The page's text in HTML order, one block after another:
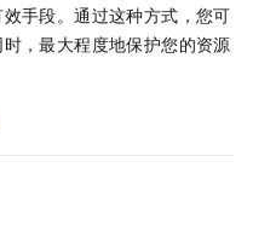
手段。通过这种方式，您可
，最大程度地保护您的资源